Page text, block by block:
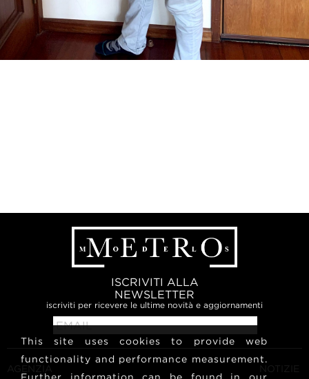
ISCRIVITI ALLA
NEWSLETTER
iscriviti per ricevere le ultime novità e aggiornamenti
AGENZIA NOTIZIE
This site uses cookies to provide web
functionality and performance measurement.
Further information can be found in our